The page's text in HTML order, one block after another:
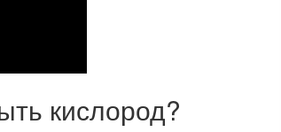
кислород?